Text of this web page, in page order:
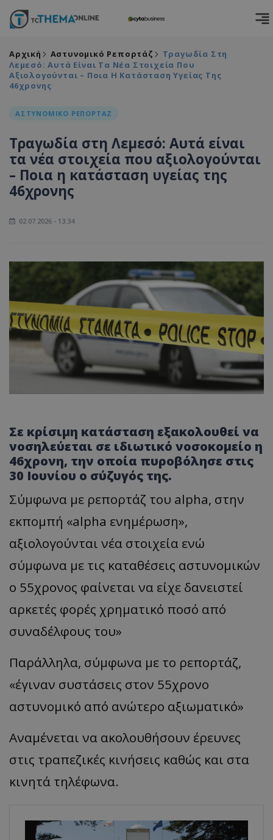
Αρχική Αστυνομικό Ρεπορτάζ
Τραγωδία Στη
Λεμεσό: Αυτά Είναι Τα Νέα Στοιχεία Που
Αξιολογούνται – Ποια Η Κατάσταση Υγείας Της
46χρονης
ΑΣΤΥΝΟΜΙΚΟ ΡΕΠΟΡΤΑΖ
Τραγωδία στη Λεμεσό: Αυτά είναι
τα νέα στοιχεία που αξιολογούνται
– Ποια η κατάσταση υγείας της
46χρονης
02.07.2026 - 13:34
Σε κρίσιμη κατάσταση εξακολουθεί να
νοσηλεύεται σε ιδιωτικό νοσοκομείο η
46χρονη, την οποία πυροβόλησε στις
30 Ιουνίου ο σύζυγός της.
Σύμφωνα με ρεπορτάζ του alpha, στην
εκπομπή «alpha ενημέρωση»,
αξιολογούνται νέα στοιχεία ενώ
σύμφωνα με τις καταθέσεις αστυνομικών
ο 55χρονος φαίνεται να είχε δανειστεί
αρκετές φορές χρηματικό ποσό από
συναδέλφους του»
Παράλληλα, σύμφωνα με το ρεπορτάζ,
«έγιναν συστάσεις στον 55χρονο
αστυνομικό από ανώτερο αξιωματικό»
Αναμένεται να ακολουθήσουν έρευνες
στις τραπεζικές κινήσεις καθώς και στα
κινητά τηλέφωνα.